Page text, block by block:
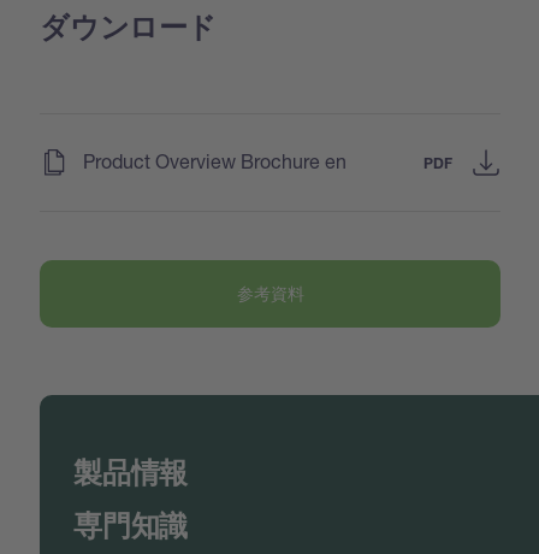
ダウンロード
Product Overview Brochure en PDF
参考資料
製品情報
専門知識